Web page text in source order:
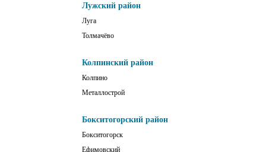
Лужский район
Луга
Толмачёво
Колпинский район
Колпино
Металлострой
Бокситогорский район
Бокситогорск
Ефимовский